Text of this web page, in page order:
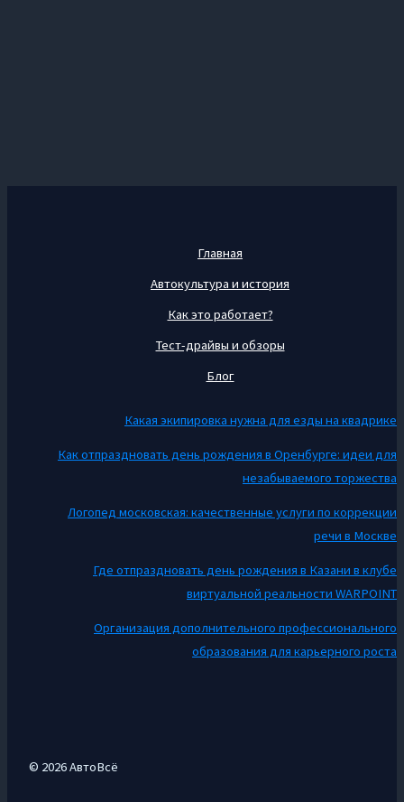
Главная
Автокультура и история
Как это работает?
Тест-драйвы и обзоры
Блог
Какая экипировка нужна для езды на квадрике
Как отпраздновать день рождения в Оренбурге: идеи для
незабываемого торжества
Логопед московская: качественные услуги по коррекции
речи в Москве
Где отпраздновать день рождения в Казани в клубе
виртуальной реальности WARPOINT
Организация дополнительного профессионального
образования для карьерного роста
© 2026 АвтоВсё